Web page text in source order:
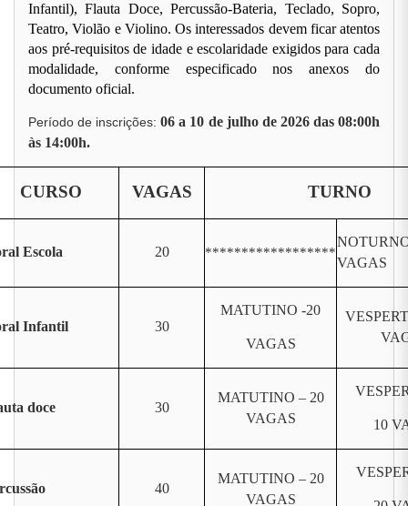
Infantil), Flauta Doce, Percussão-Bateria, Teclado, Sopro,
Teatro, Violão e Violino. Os interessados devem ficar atentos
aos pré-requisitos de idade e escolaridade exigidos para cada
modalidade, conforme especificado nos anexos do
documento oficial.
Período de inscrições:06 a 10 de julho de 2026 das 08:00h
às 14:00h.
CURSO VAGAS TURNO
Escola 20 ******************
VAGAS
Infantil 30
MATUTINO -20
VAGAS
doce 30
MATUTINO – 20
VAGAS
10
40
MATUTINO – 20
VAGAS